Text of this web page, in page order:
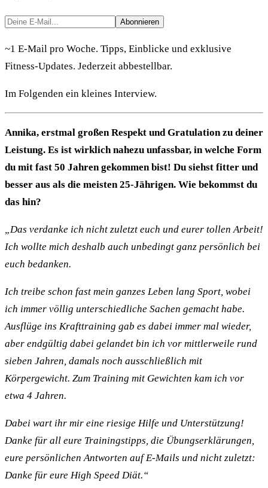
Abonnieren
~1 E-Mail pro Woche. Tipps, Einblicke und exklusive
Fitness-Updates. Jederzeit abbestellbar.
Im Folgenden ein kleines Interview.
Annika, erstmal großen Respekt und Gratulation zu deiner
Leistung. Es ist wirklich nahezu unfassbar, in welche Form
du mit fast 50 Jahren gekommen bist! Du siehst fitter und
besser aus als die meisten 25-Jährigen. Wie bekommst du
das hin?
„Das verdanke ich nicht zuletzt euch und eurer tollen Arbeit!
Ich wollte mich deshalb auch unbedingt ganz persönlich bei
euch bedanken.
Ich treibe schon fast mein ganzes Leben lang Sport, wobei
ich immer völlig unterschiedliche Sachen gemacht habe.
Ausflüge ins Krafttraining gab es dabei immer mal wieder,
aber endgültig dabei gelandet bin ich vor mittlerweile rund
sieben Jahren, damals noch ausschließlich mit
Körpergewicht. Zum Training mit Gewichten kam ich vor
etwa 4 Jahren.
Dabei wart ihr mir eine riesige Hilfe und Unterstützung!
Danke für all eure Trainingstipps, die Übungserklärungen,
eure persönlichen Antworten auf E-Mails und nicht zuletzt:
Danke für eure High Speed Diät.“